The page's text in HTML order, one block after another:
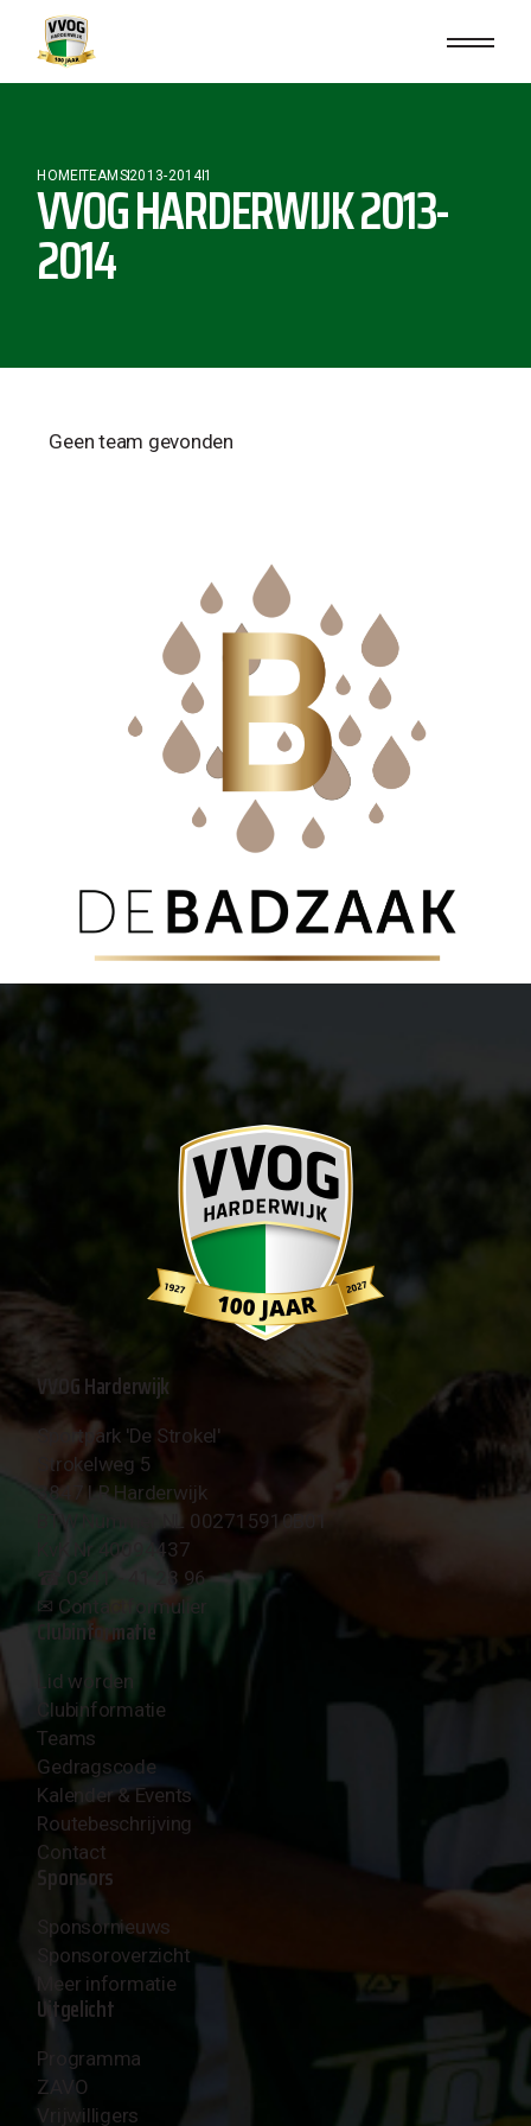
HOMETEAMS2013-20141
VVOG HARDERWIJK 2013-
2014
Geen team gevonden
VVOG Harderwijk
Sportpark 'De Strokel'
Strokelweg 5
3847 LR Harderwijk
BTW Nummer NL 002715910B01
KvK Nr 40094437
☎︎ 0341 - 41 28 96
✉︎ Contactformulier
Clubinformatie
Lid worden
Clubinformatie
Teams
Gedragscode
Kalender & Events
Routebeschrijving
Contact
Sponsors
Sponsornieuws
Sponsoroverzicht
Meer informatie
Uitgelicht
Programma
ZAVO
Vrijwilligers